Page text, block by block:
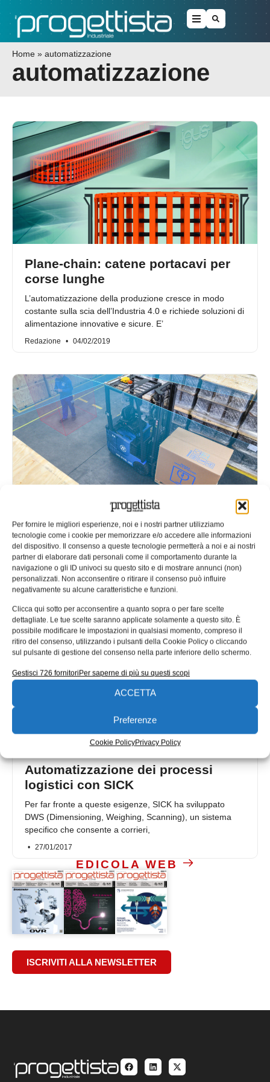
Per fornire le migliori esperienze, noi e i nostri partner utilizziamo
tecnologie come i cookie per memorizzare e/o accedere alle informazioni
del dispositivo. Il consenso a queste tecnologie permetterà a noi e ai nostri
partner di elaborare dati personali come il comportamento durante la
navigazione o gli ID univoci su questo sito e di mostrare annunci (non)
personalizzati. Non acconsentire o ritirare il consenso può influire
negativamente su alcune caratteristiche e funzioni.
Clicca qui sotto per acconsentire a quanto sopra o per fare scelte
dettagliate. Le tue scelte saranno applicate solamente a questo sito. È
possibile modificare le impostazioni in qualsiasi momento, compreso il
ritiro del consenso, utilizzando i pulsanti della Cookie Policy o cliccando
sul pulsante di gestione del consenso nella parte inferiore dello schermo.
Gestisci 726 fornitoriPer saperne di più su questi scopi
ACCETTA
Preferenze
Cookie PolicyPrivacy Policy
Home » automatizzazione
automatizzazione
Plane-chain: catene portacavi per
corse lunghe
L’automatizzazione della produzione cresce in modo
costante sulla scia dell’Industria 4.0 e richiede soluzioni di
alimentazione innovative e sicure. E’
Redazione 04/02/2019
Il carrello elevatore che vede,
pensa e agisce
ZF coniuga sistemi meccanici intelligenti e soluzioni
digitali. Grazie a questa capacità, il Gruppo è in grado di
offrire prodotti
Redazione 26/04/2018
Automatizzazione dei processi
logistici con SICK
Per far fronte a queste esigenze, SICK ha sviluppato
DWS (Dimensioning, Weighing, Scanning), un sistema
specifico che consente a corrieri,
27/01/2017
EDICOLA WEB
ISCRIVITI ALLA NEWSLETTER